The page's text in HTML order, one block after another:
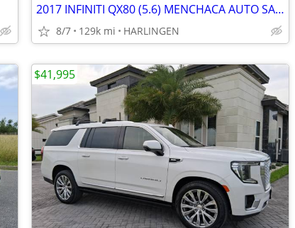
2017 INFINITI QX80 (5.6) MENCHACA AUTO SALES
8/7 129k mi HARLINGEN
$41,995